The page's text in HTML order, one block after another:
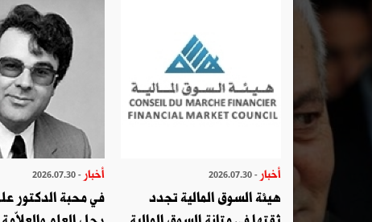
أخبار - 2026.07.30
هيئة السوق المالية تجدد
أخبار - 2026.07.30
في محبة الدكتور